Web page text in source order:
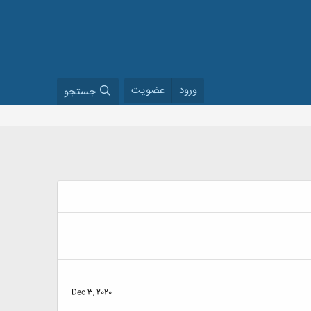
ورود عضویت جستجو
Dec 3, 2020